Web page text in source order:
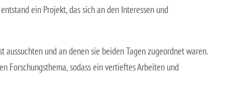
ein Projekt, das sich an den Interessen und
und an denen sie beiden Tagen zugeordnet waren.
Forschungsthema, sodass ein vertieftes Arbeiten und